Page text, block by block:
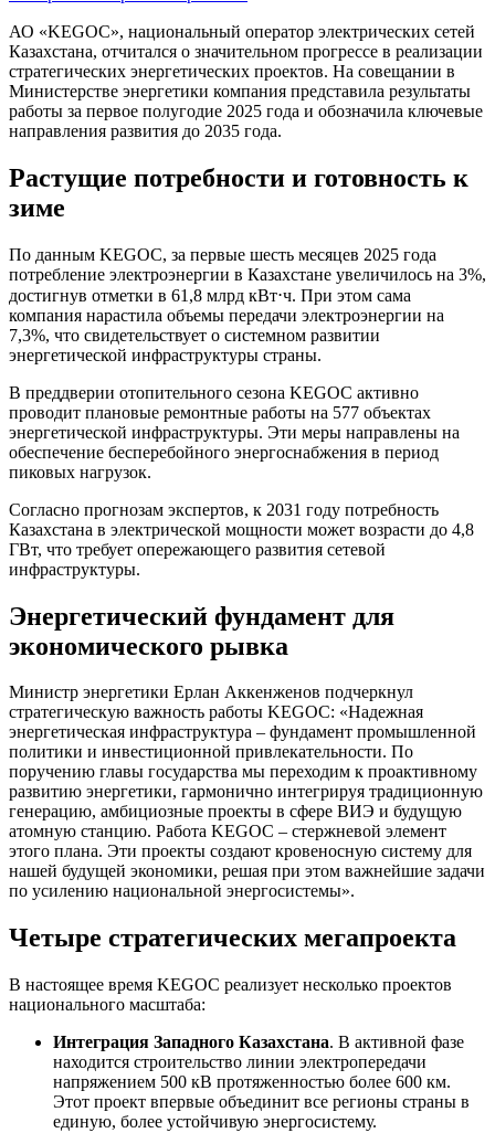
АО «KEGOC», национальный оператор электрических сетей
Казахстана, отчитался о значительном прогрессе в реализации
стратегических энергетических проектов. На совещании в
Министерстве энергетики компания представила результаты
работы за первое полугодие 2025 года и обозначила ключевые
направления развития до 2035 года.
Растущие потребности и готовность к
зиме
По данным KEGOC, за первые шесть месяцев 2025 года
потребление электроэнергии в Казахстане увеличилось на 3%,
достигнув отметки в 61,8 млрд кВт⋅ч. При этом сама
компания нарастила объемы передачи электроэнергии на
7,3%, что свидетельствует о системном развитии
энергетической инфраструктуры страны.
В преддверии отопительного сезона KEGOC активно
проводит плановые ремонтные работы на 577 объектах
энергетической инфраструктуры. Эти меры направлены на
обеспечение бесперебойного энергоснабжения в период
пиковых нагрузок.
Согласно прогнозам экспертов, к 2031 году потребность
Казахстана в электрической мощности может возрасти до 4,8
ГВт, что требует опережающего развития сетевой
инфраструктуры.
Энергетический фундамент для
экономического рывка
Министр энергетики Ерлан Аккенженов подчеркнул
стратегическую важность работы KEGOC: «Надежная
энергетическая инфраструктура – фундамент промышленной
политики и инвестиционной привлекательности. По
поручению главы государства мы переходим к проактивному
развитию энергетики, гармонично интегрируя традиционную
генерацию, амбициозные проекты в сфере ВИЭ и будущую
атомную станцию. Работа KEGOC – стержневой элемент
этого плана. Эти проекты создают кровеносную систему для
нашей будущей экономики, решая при этом важнейшие задачи
по усилению национальной энергосистемы».
Четыре стратегических мегапроекта
В настоящее время KEGOC реализует несколько проектов
национального масштаба:
Интеграция Западного Казахстана. В активной фазе
находится строительство линии электропередачи
напряжением 500 кВ протяженностью более 600 км.
Этот проект впервые объединит все регионы страны в
единую, более устойчивую энергосистему.